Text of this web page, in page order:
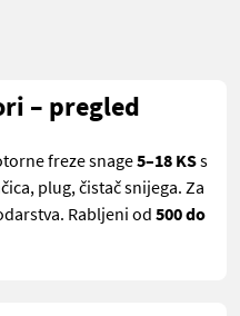
– pregled
freze snage5–18 KSs
plug, čistač snijega. Za
Rabljeni od 500 do